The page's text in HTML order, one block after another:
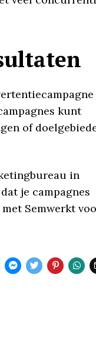
kunt
of
in
je campagnes
Semwerkt